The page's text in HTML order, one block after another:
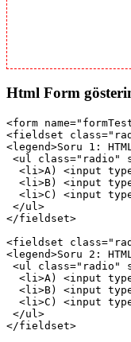
Html Form
<form
<fieldset
<legend>Soru 1:
<ul class="radio"
<li>A) <input
<li>B) <input
<li>C) <input
</ul>
</fieldset>
<fieldset
<legend>Soru 2:
<ul class="radio"
<li>A) <input
<li>B) <input
<li>C) <input
</ul>
</fieldset>